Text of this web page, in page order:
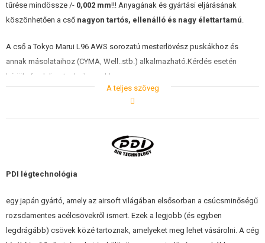
OUTDOOR, BUSHCRAFT
ÉLELMISZER
ÉPÍTŐKÉSZLETEK, MODELLEK
ELÉRHETŐSÉG
tűrése mindössze /- 0,002 mm!!! Anyagának és gyártási eljárásának
köszönhetően a cső nagyon tartós, ellenálló és nagy élettartamú.
A cső a Tokyo Marui L96 AWS sorozatú mesterlövész puskákhoz és
annak másolataihoz (CYMA, Well..stb.) alkalmazható.Kérdés esetén
kérjük, forduljon technikusunkhoz.
Megfelelő gumiszalag: VSR sorozatú pisztolyokhoz
A PDI Co., Ltd. egy 1991-ben alapított japán vállalat, az egyik legrégebbi
airsoft fegyverek pótalkatrész gyártója. Kiváló minőségéről és számos
innovatív megoldásáról ismert.
A teljes szöveg
PDI légtechnológia
egy japán gyártó, amely az airsoft világában elsősorban a csúcsminőségű
rozsdamentes acélcsövekről ismert. Ezek a legjobb (és egyben
legdrágább) csövek közé tartoznak, amelyeket meg lehet vásárolni. A cég